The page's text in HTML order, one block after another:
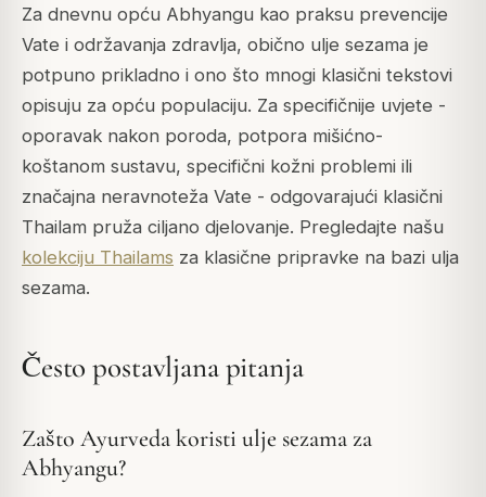
Za dnevnu opću Abhyangu kao praksu prevencije
Vate i održavanja zdravlja, obično ulje sezama je
potpuno prikladno i ono što mnogi klasični tekstovi
opisuju za opću populaciju. Za specifičnije uvjete -
oporavak nakon poroda, potpora mišićno-
koštanom sustavu, specifični kožni problemi ili
značajna neravnoteža Vate - odgovarajući klasični
Thailam pruža ciljano djelovanje. Pregledajte našu
kolekciju Thailams za klasične pripravke na bazi ulja
sezama.
Često postavljana pitanja
Zašto Ayurveda koristi ulje sezama za
Abhyangu?